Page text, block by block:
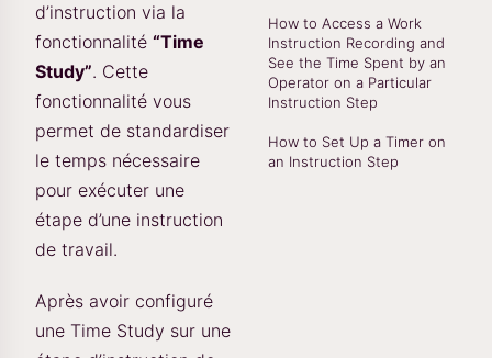
d’instruction via la
fonctionnalité “Time
Study”. Cette
fonctionnalité vous
permet de standardiser
le temps nécessaire
pour exécuter une
étape d’une instruction
de travail.
Après avoir configuré
une Time Study sur une
How to Access a Work
Instruction Recording and
See the Time Spent by an
Operator on a Particular
Instruction Step
How to Set Up a Timer on
an Instruction Step